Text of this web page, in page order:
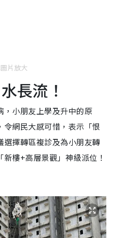
片放大
長流！
，小朋友上學及升中的原
網民大感可惜，表示「恨
選擇轉區複診及為小朋友轉
樓+高層景觀」神級派位！